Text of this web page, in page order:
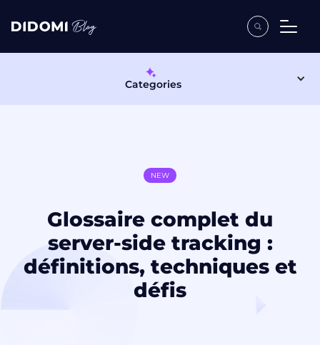
Categories
NEW
Glossaire complet du
server-side tracking :
définitions, techniques et
défis